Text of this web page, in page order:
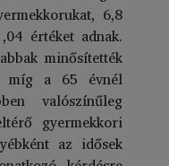
6,8
értéket adnak.
minősítették
míg a 65 évnél
valószínűleg
gyermekkori
az idősek